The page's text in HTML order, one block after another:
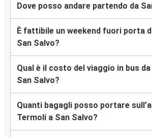
Dove posso andare partendo da
È fattibile un weekend fuori porta
San Salvo?
Qual è il costo del viaggio in bus
San Salvo?
Quanti bagagli posso portare
Termoli a San Salvo?